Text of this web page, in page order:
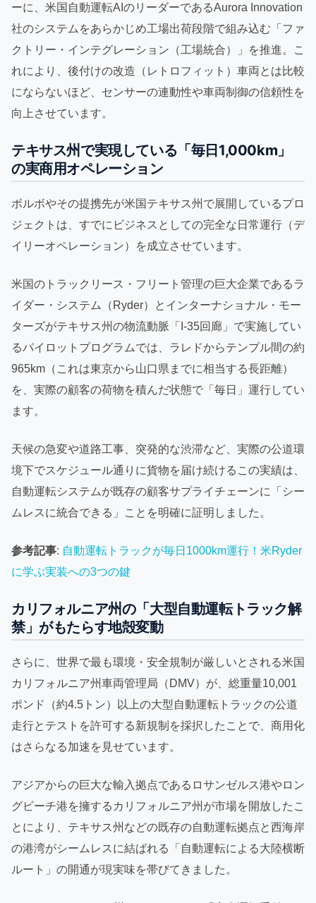
ーに、米国自動運転AIのリーダーであるAurora Innovation
社のシステムをあらかじめ工場出荷段階で組み込む「ファ
クトリー・インテグレーション（工場統合）」を推進。こ
れにより、後付けの改造（レトロフィット）車両とは比較
にならないほど、センサーの連動性や車両制御の信頼性を
向上させています。
テキサス州で実現している「毎日1,000km」
の実商用オペレーション
ボルボやその提携先が米国テキサス州で展開しているプロ
ジェクトは、すでにビジネスとしての完全な日常運行（デ
イリーオペレーション）を成立させています。
米国のトラックリース・フリート管理の巨大企業であるラ
イダー・システム（Ryder）とインターナショナル・モー
ターズがテキサス州の物流動脈「I-35回廊」で実施してい
るパイロットプログラムでは、ラレドからテンプル間の約
965km（これは東京から山口県までに相当する長距離）
を、実際の顧客の荷物を積んだ状態で「毎日」運行してい
ます。
天候の急変や道路工事、突発的な渋滞など、実際の公道環
境下でスケジュール通りに貨物を届け続けるこの実績は、
自動運転システムが既存の顧客サプライチェーンに「シー
ムレスに統合できる」ことを明確に証明しました。
参考記事: 自動運転トラックが毎日1000km運行！米Ryder
に学ぶ実装への3つの鍵
カリフォルニア州の「大型自動運転トラック解
禁」がもたらす地殻変動
さらに、世界で最も環境・安全規制が厳しいとされる米国
カリフォルニア州車両管理局（DMV）が、総重量10,001
ポンド（約4.5トン）以上の大型自動運転トラックの公道
走行とテストを許可する新規制を採択したことで、商用化
はさらなる加速を見せています。
アジアからの巨大な輸入拠点であるロサンゼルス港やロン
グビーチ港を擁するカリフォルニア州が市場を開放したこ
とにより、テキサス州などの既存の自動運転拠点と西海岸
の港湾がシームレスに結ばれる「自動運転による大陸横断
ルート」の開通が現実味を帯びてきました。